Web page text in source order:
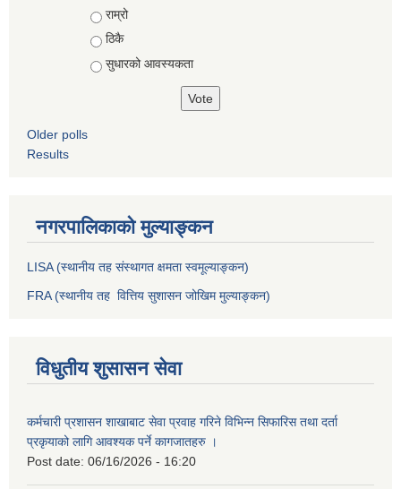
राम्रो
ठिकै
सुधारको आवस्यकता
Older polls
Results
नगरपालिकाको मुल्याङ्कन
LISA (स्थानीय तह संस्थागत क्षमता स्वमूल्याङ्कन)
FRA (स्थानीय तह वित्तिय सुशासन जोखिम मुल्याङ्कन)
विधुतीय शुसासन सेवा
कर्मचारी प्रशासन शाखाबाट सेवा प्रवाह गरिने विभिन्न सिफारिस तथा दर्ता
प्रकृयाको लागि आवश्यक पर्ने कागजातहरु ।
Post date: 06/16/2026 - 16:20